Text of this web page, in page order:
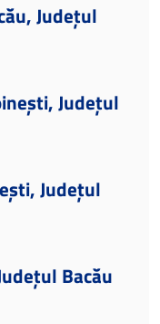
Județul
Județul
Județul
Bacău